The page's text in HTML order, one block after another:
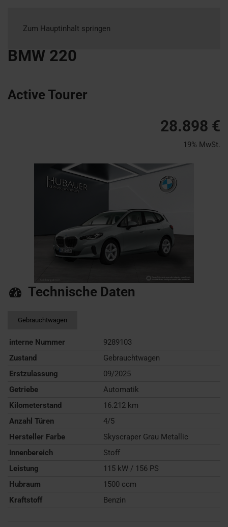
Zum Hauptinhalt springen
BMW 220
Active Tourer
28.898 €
19% MwSt.
Technische Daten
Gebrauchtwagen
interne Nummer
9289103
Zustand
Gebrauchtwagen
Erstzulassung
09/2025
Getriebe
Automatik
Kilometerstand
16.212 km
Anzahl Türen
4/5
Hersteller Farbe
Skyscraper Grau Metallic
Innenbereich
Stoff
Leistung
115 kW / 156 PS
Hubraum
1500 ccm
Kraftstoff
Benzin